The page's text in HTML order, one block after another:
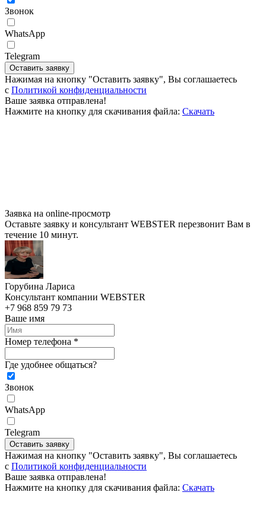
Звонок
WhatsApp
Telegram
Оставить заявку
Нажимая на кнопку "Оставить заявку", Вы соглашаетесь
c Политикой конфиденциальности
Ваше заявка отправлена!
Нажмите на кнопку для скачивания файла: Скачать
Заявка на online-просмотр
Оставьте заявку и консультант WEBSTER перезвонит Вам в
течение 10 минут.
Горубина Лариса
Консультант компании WEBSTER
+7 968 859 79 73
Ваше имя
Номер телефона *
Где удобнее общаться?
Звонок
WhatsApp
Telegram
Оставить заявку
Нажимая на кнопку "Оставить заявку", Вы соглашаетесь
c Политикой конфиденциальности
Ваше заявка отправлена!
Нажмите на кнопку для скачивания файла: Скачать